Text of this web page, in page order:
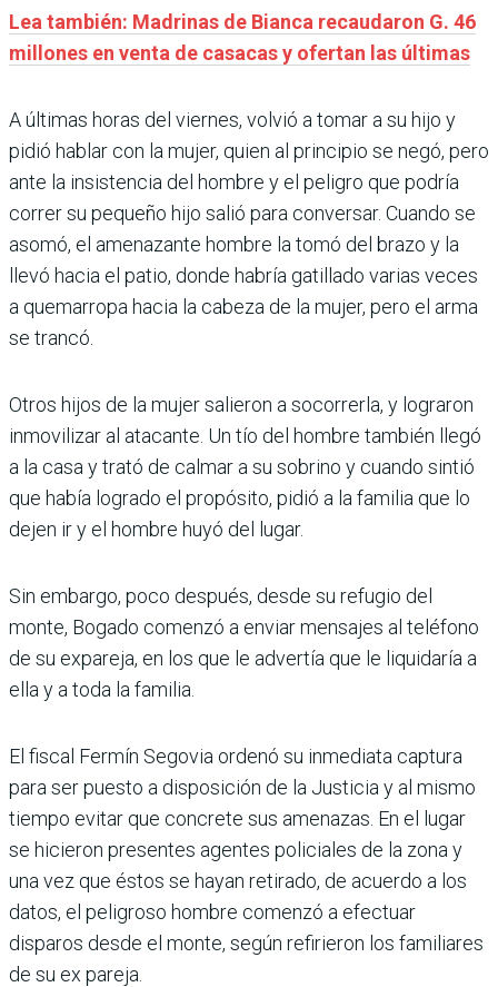
Lea también: Madrinas de Bianca recaudaron G. 46
millones en venta de casacas y ofertan las últimas
A últimas horas del viernes, volvió a tomar a su hijo y
pidió hablar con la mujer, quien al principio se negó, pero
ante la insistencia del hombre y el peligro que podría
correr su pequeño hijo salió para conversar. Cuando se
asomó, el amenazante hombre la tomó del brazo y la
llevó hacia el patio, donde habría gatillado varias veces
a quemarropa hacia la cabeza de la mujer, pero el arma
se trancó.
Otros hijos de la mujer salieron a socorrerla, y lograron
inmovilizar al atacante. Un tío del hombre también llegó
a la casa y trató de calmar a su sobrino y cuando sintió
que había logrado el propósito, pidió a la familia que lo
dejen ir y el hombre huyó del lugar.
Sin embargo, poco después, desde su refugio del
monte, Bogado comenzó a enviar mensajes al teléfono
de su expareja, en los que le advertía que le liquidaría a
ella y a toda la familia.
El fiscal Fermín Segovia ordenó su inmediata captura
para ser puesto a disposición de la Justicia y al mismo
tiempo evitar que concrete sus amenazas. En el lugar
se hicieron presentes agentes policiales de la zona y
una vez que éstos se hayan retirado, de acuerdo a los
datos, el peligroso hombre comenzó a efectuar
disparos desde el monte, según refirieron los familiares
de su ex pareja.